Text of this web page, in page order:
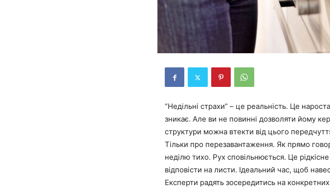
“Недільні страхи” – це реальність. Це
зникає. Але ви не повинні дозволяти йому
структури можна втекти від цього
Тільки про перезавантаження. Як прямо
неділю тихо. Рух сповільнюється. Це
відповісти на листи. Ідеальний час, щоб
Експерти радять зосередитись на